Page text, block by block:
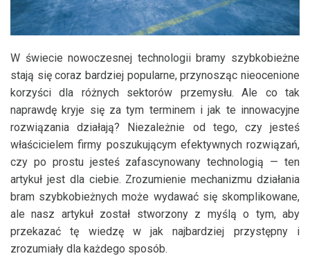
W świecie nowoczesnej technologii bramy szybkobieżne
stają się coraz bardziej popularne, przynosząc nieocenione
korzyści dla różnych sektorów przemysłu. Ale co tak
naprawdę kryje się za tym terminem i jak te innowacyjne
rozwiązania działają? Niezależnie od tego, czy jesteś
właścicielem firmy poszukującym efektywnych rozwiązań,
czy po prostu jesteś zafascynowany technologią — ten
artykuł jest dla ciebie. Zrozumienie mechanizmu działania
bram szybkobieżnych może wydawać się skomplikowane,
ale nasz artykuł został stworzony z myślą o tym, aby
przekazać tę wiedzę w jak najbardziej przystępny i
zrozumiały dla każdego sposób.